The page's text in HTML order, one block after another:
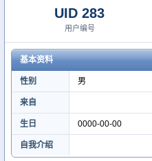
UID 283
用户编号
基本资料
性别 男
来自
生日 0000-00-00
自我介绍